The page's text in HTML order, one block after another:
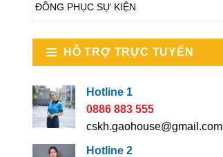
ĐỒNG PHỤC SỰ KIỆN
HỖ TRỢ TRỰC TUYẾN
Hotline 1
0886 883 555
cskh.gaohouse@gmail.com
Hotline 2